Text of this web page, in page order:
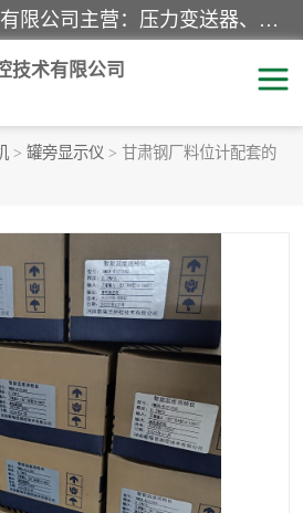
河南新瑞普测控技术有限公司主营：压力变送器、液位变送器、差压变送器、雷达料位计、电容物位计、温度显示控制仪表、电量变送器、流量计、工业自动化系统成套设备。
技术有限公司
> 罐旁显示仪 > 甘肃钢厂料位计配套的
雷达料位计
器 罐旁显示仪
温度传感器变送器
电容物位计